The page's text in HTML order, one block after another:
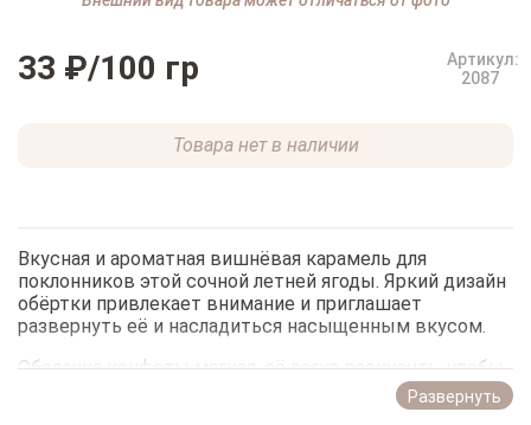
33 ₽/100 гр
Артикул:
2087
Товара нет в наличии
Вкусная и ароматная вишнёвая карамель для
поклонников этой сочной летней ягоды. Яркий дизайн
обёртки привлекает внимание и приглашает
развернуть её и насладиться насыщенным вкусом.
Оболочка конфеты мягкая, её легко раскусить, чтобы
добраться до начинки. Оболочка и начинка
красноватые, приятного оттенка. Вкус приятный, не
Развернуть